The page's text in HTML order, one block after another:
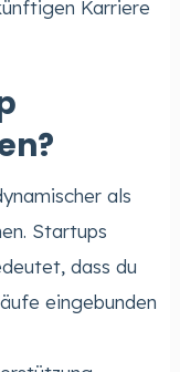
Karriere
als
Startups
dass du
eingebunden